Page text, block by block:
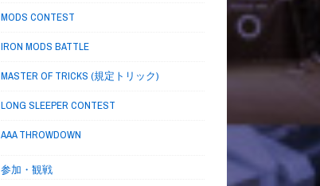
MODS CONTEST
IRON MODS BATTLE
MASTER OF TRICKS (規定トリック)
LONG SLEEPER CONTEST
AAA THROWDOWN
参加・観戦